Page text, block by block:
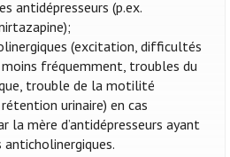
antidépresseurs (p.ex.
(excitation, difficultés
fréquemment, troubles du
trouble de la motilité
urinaire) en cas
la mère d’antidépresseurs ayant